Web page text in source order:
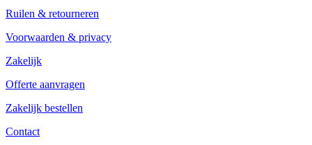
Ruilen & retourneren
Voorwaarden & privacy
Zakelijk
Offerte aanvragen
Zakelijk bestellen
Contact